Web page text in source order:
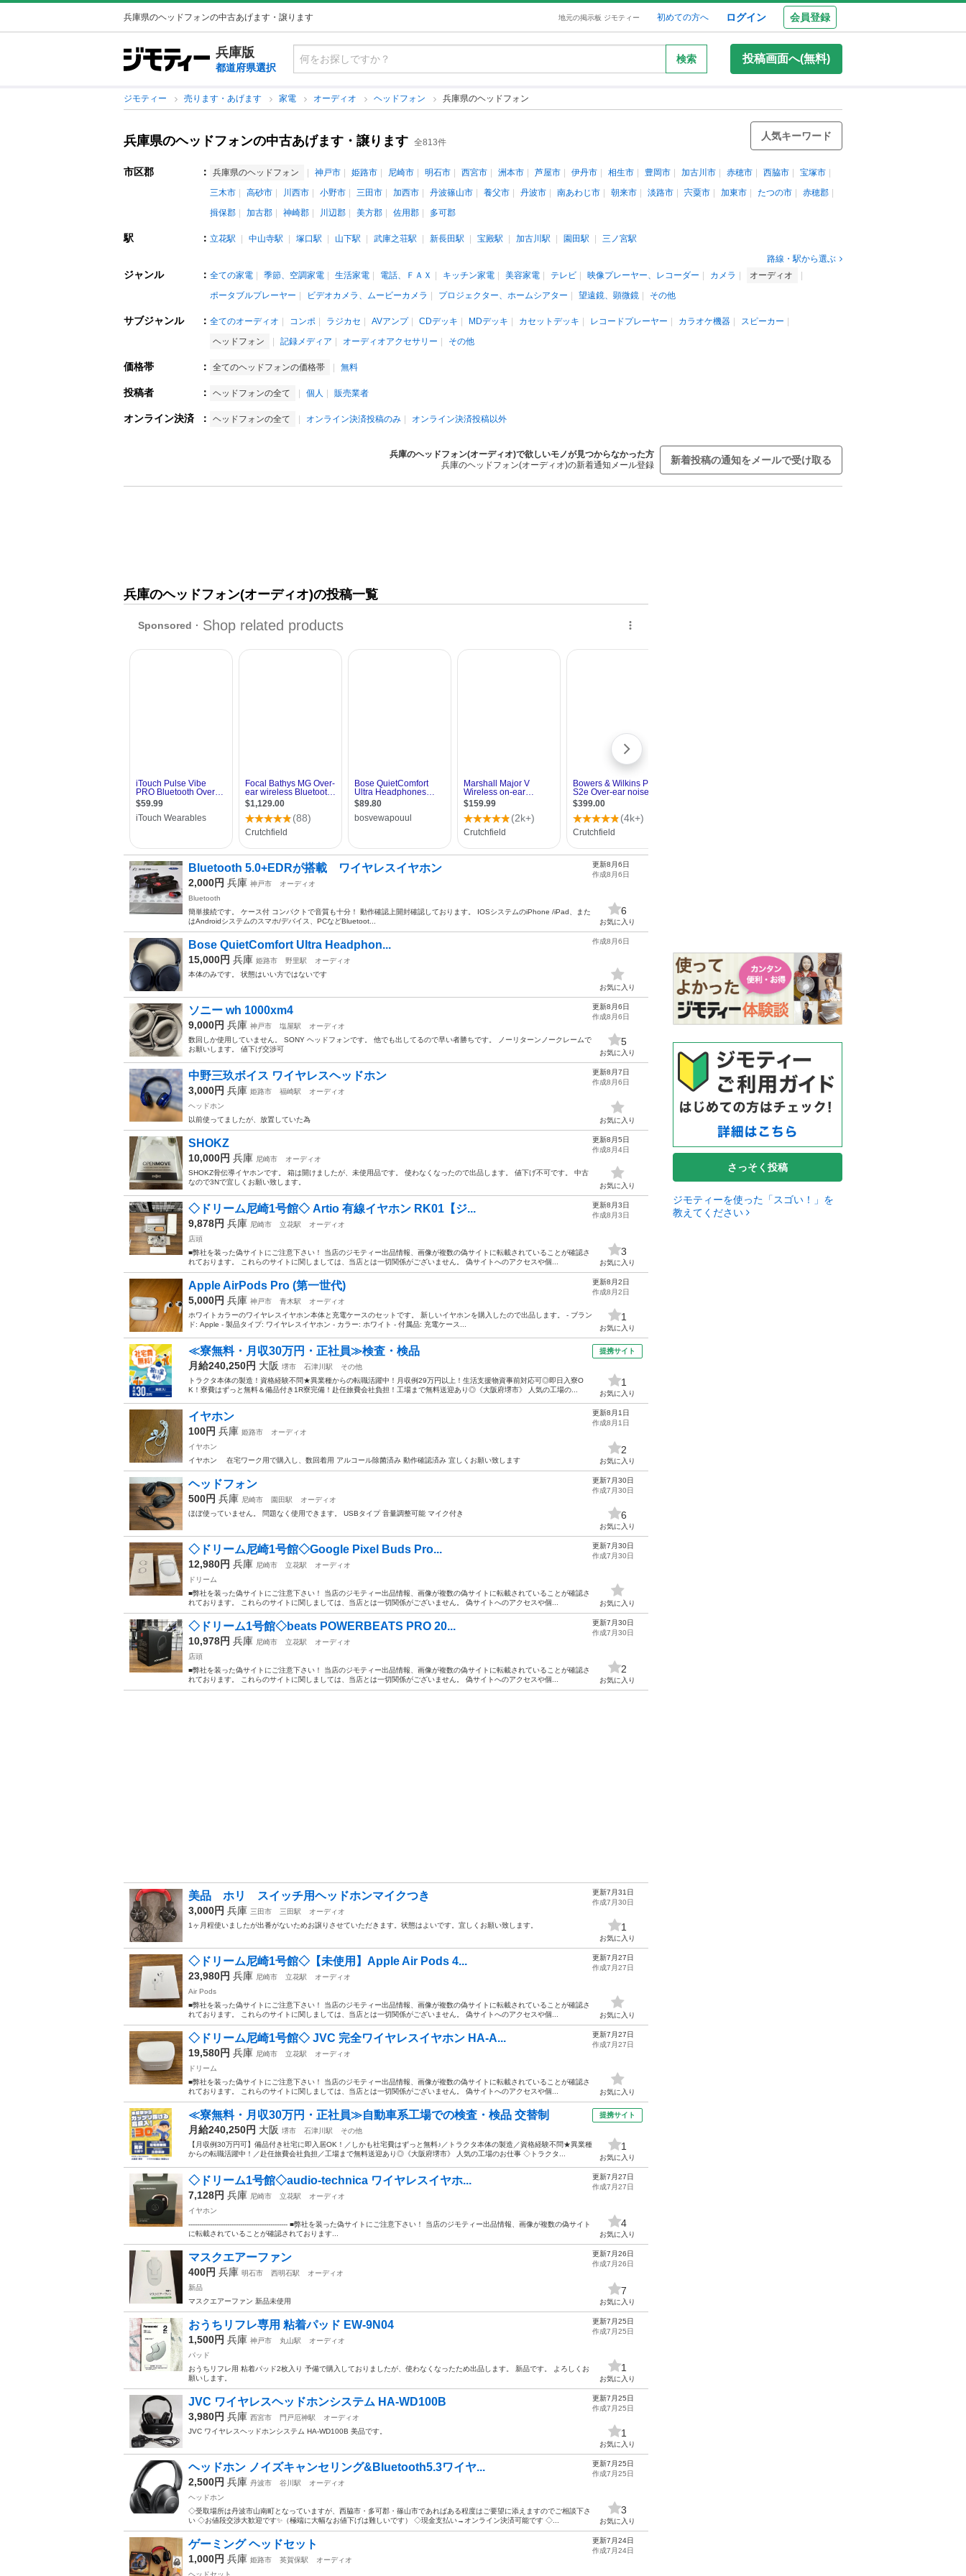
兵庫県のヘッドフォンの中古あげます・譲ります 地元の掲示板 ジモティー 初めての方へ ログイン 会員登録
兵庫版
都道府県選択
検索 投稿画面へ(無料)
ジモティー 売ります・あげます 家電 オーディオ ヘッドフォン 兵庫県のヘッドフォン
兵庫県のヘッドフォンの中古あげます・譲ります 全813件
人気キーワード
市区郡 ： 兵庫県のヘッドフォン 神戸市 姫路市 尼崎市 明石市 西宮市 洲本市 芦屋市 伊丹市 相生市 豊岡市 加古川市 赤穂市 西脇市
宝塚市
三木市
高砂市 川西市 小野市 三田市 加西市 丹波篠山市 養父市 丹波市 南あわじ市 朝来市 淡路市 宍粟市 加東市 たつの市
赤穂郡
揖保郡
加古郡 神崎郡 川辺郡 美方郡 佐用郡 多可郡
駅 ： 立花駅 中山寺駅 塚口駅 山下駅 武庫之荘駅 新長田駅 宝殿駅 加古川駅 園田駅
三ノ宮駅
路線・駅から選ぶ
ジャンル ： 全ての家電 季節、空調家電 生活家電 電話、ＦＡＸ キッチン家電 美容家電 テレビ 映像プレーヤー、レコーダー カメラ
オーディオ
ポータブルプレーヤー
ビデオカメラ、ムービーカメラ プロジェクター、ホームシアター 望遠鏡、顕微鏡 その他
サブジャンル ： 全てのオーディオ コンポ ラジカセ AVアンプ CDデッキ MDデッキ カセットデッキ レコードプレーヤー カラオケ機器
スピーカー
ヘッドフォン
記録メディア オーディオアクセサリー その他
価格帯 ： 全てのヘッドフォンの価格帯 無料
投稿者 ： ヘッドフォンの全て 個人 販売業者
オンライン決済 ： ヘッドフォンの全て オンライン決済投稿のみ オンライン決済投稿以外
兵庫のヘッドフォン(オーディオ)で欲しいモノが見つからなかった方
兵庫のヘッドフォン(オーディオ)の新着通知メール登録
新着投稿の通知をメールで受け取る
兵庫のヘッドフォン(オーディオ)の投稿一覧
Bluetooth 5.0+EDRが搭載 ワイヤレスイヤホン
2,000円 兵庫 神戸市
オーディオ
Bluetooth
簡単接続です。 ケース付 コンパクトで音質も十分！ 動作確認上開封確認しております。 IOSシステムのiPhone /iPad、また
はAndroidシステムのスマホ/デバイス、PCなどBluetoot...
更新8月6日
作成8月6日
6
お気に入り
Bose QuietComfort Ultra Headphon...
15,000円 兵庫 姫路市 野里駅
オーディオ
本体のみです。 状態はいい方ではないです
作成8月6日
お気に入り
ソニー wh 1000xm4
9,000円 兵庫 神戸市 塩屋駅
オーディオ
数回しか使用していません。 SONY ヘッドフォンです。 他でも出してるので早い者勝ちです。 ノーリターンノークレームで
お願いします。 値下げ交渉可
更新8月6日
作成8月6日
5
お気に入り
中野三玖ボイス ワイヤレスヘッドホン
3,000円 兵庫 姫路市 福崎駅
オーディオ
ヘッドホン
以前使ってましたが、放置していた為
更新8月7日
作成8月6日
お気に入り
SHOKZ
10,000円 兵庫 尼崎市
オーディオ
SHOKZ骨伝導イヤホンです。 箱は開けましたが、未使用品です。 使わなくなったので出品します。 値下げ不可です。 中古
なので3Nで宜しくお願い致します。
更新8月5日
作成8月4日
お気に入り
◇ドリーム尼崎1号館◇ Artio 有線イヤホン RK01【ジ...
9,878円 兵庫 尼崎市 立花駅
オーディオ
店頭
■弊社を装った偽サイトにご注意下さい！ 当店のジモティー出品情報、画像が複数の偽サイトに転載されていることが確認さ
れております。 これらのサイトに関しましては、当店とは一切関係がございません。 偽サイトへのアクセスや個...
更新8月3日
作成8月3日
3
お気に入り
Apple AirPods Pro (第一世代)
5,000円 兵庫 神戸市 青木駅
オーディオ
ホワイトカラーのワイヤレスイヤホン本体と充電ケースのセットです。 新しいイヤホンを購入したので出品します。 - ブラン
ド: Apple - 製品タイプ: ワイヤレスイヤホン - カラー: ホワイト - 付属品: 充電ケース...
更新8月2日
作成8月2日
1
お気に入り
≪寮無料・月収30万円・正社員≫検査・検品
月給240,250円 大阪 堺市 石津川駅
その他
トラクタ本体の製造！資格経験不問★異業種からの転職活躍中！月収例29万円以上！生活支援物資事前対応可◎即日入寮O
K！寮費はずっと無料＆備品付き1R寮完備！赴任旅費会社負担！工場まで無料送迎あり◎《大阪府堺市》 人気の工場の...
提携サイト
1
お気に入り
イヤホン
100円 兵庫 姫路市
オーディオ
イヤホン
イヤホン 在宅ワーク用で購入し、数回着用 アルコール除菌済み 動作確認済み 宜しくお願い致します
更新8月1日
作成8月1日
2
お気に入り
ヘッドフォン
500円 兵庫 尼崎市 園田駅
オーディオ
ほぼ使っていません。 問題なく使用できます。 USBタイプ 音量調整可能 マイク付き
更新7月30日
作成7月30日
6
お気に入り
◇ドリーム尼崎1号館◇Google Pixel Buds Pro...
12,980円 兵庫 尼崎市 立花駅
オーディオ
ドリーム
■弊社を装った偽サイトにご注意下さい！ 当店のジモティー出品情報、画像が複数の偽サイトに転載されていることが確認さ
れております。 これらのサイトに関しましては、当店とは一切関係がございません。 偽サイトへのアクセスや個...
更新7月30日
作成7月30日
お気に入り
◇ドリーム1号館◇beats POWERBEATS PRO 20...
10,978円 兵庫 尼崎市 立花駅
オーディオ
店頭
■弊社を装った偽サイトにご注意下さい！ 当店のジモティー出品情報、画像が複数の偽サイトに転載されていることが確認さ
れております。 これらのサイトに関しましては、当店とは一切関係がございません。 偽サイトへのアクセスや個...
更新7月30日
作成7月30日
2
お気に入り
美品 ホリ スイッチ用ヘッドホンマイクつき
3,000円 兵庫 三田市 三田駅
オーディオ
1ヶ月程使いましたが出番がないためお譲りさせていただきます。状態はよいです。宜しくお願い致します。
更新7月31日
作成7月30日
1
お気に入り
◇ドリーム尼崎1号館◇【未使用】Apple Air Pods 4...
23,980円 兵庫 尼崎市 立花駅
オーディオ
Air Pods
■弊社を装った偽サイトにご注意下さい！ 当店のジモティー出品情報、画像が複数の偽サイトに転載されていることが確認さ
れております。 これらのサイトに関しましては、当店とは一切関係がございません。 偽サイトへのアクセスや個...
更新7月27日
作成7月27日
お気に入り
◇ドリーム尼崎1号館◇ JVC 完全ワイヤレスイヤホン HA-A...
19,580円 兵庫 尼崎市 立花駅
オーディオ
ドリーム
■弊社を装った偽サイトにご注意下さい！ 当店のジモティー出品情報、画像が複数の偽サイトに転載されていることが確認さ
れております。 これらのサイトに関しましては、当店とは一切関係がございません。 偽サイトへのアクセスや個...
更新7月27日
作成7月27日
お気に入り
≪寮無料・月収30万円・正社員≫自動車系工場での検査・検品 交替制
月給240,250円 大阪 堺市 石津川駅
その他
【月収例30万円可】備品付き社宅に即入居OK！／しかも社宅費はずっと無料♪／トラクタ本体の製造／資格経験不問★異業種
からの転職活躍中！／赴任旅費会社負担／工場まで無料送迎あり◎《大阪府堺市》 人気の工場のお仕事 ◇トラクタ...
提携サイト
1
お気に入り
◇ドリーム1号館◇audio-technica ワイヤレスイヤホ...
7,128円 兵庫 尼崎市 立花駅
オーディオ
イヤホン
---------------------------------------------- ■弊社を装った偽サイトにご注意下さい！ 当店のジモティー出品情報、画像が複数の偽サイト
に転載されていることが確認されております...
更新7月27日
作成7月27日
4
お気に入り
マスクエアーファン
400円 兵庫 明石市 西明石駅
オーディオ
新品
マスクエアーファン 新品未使用
更新7月26日
作成7月26日
7
お気に入り
おうちリフレ専用 粘着パッド EW-9N04
1,500円 兵庫 神戸市 丸山駅
オーディオ
パッド
おうちリフレ用 粘着パッド2枚入り 予備で購入しておりましたが、使わなくなったため出品します。 新品です。 よろしくお
願いします。
更新7月25日
作成7月25日
1
お気に入り
JVC ワイヤレスヘッドホンシステム HA-WD100B
3,980円 兵庫 西宮市 門戸厄神駅
オーディオ
JVC ワイヤレスヘッドホンシステム HA-WD100B 美品です。
更新7月25日
作成7月25日
1
お気に入り
ヘッドホン ノイズキャンセリング&Bluetooth5.3ワイヤ...
2,500円 兵庫 丹波市 谷川駅
オーディオ
ヘッドホン
◇受取場所は丹波市山南町となっていますが、西脇市・多可郡・篠山市であればある程度はご要望に添えますのでご相談下さ
い ◇お値段交渉大歓迎です✨（極端に大幅なお値下げは難しいです） ◇現金支払い→オンライン決済可能です ◇...
更新7月25日
作成7月25日
3
お気に入り
ゲーミング ヘッドセット
1,000円 兵庫 姫路市 英賀保駅
オーディオ
ヘッドセット
更新7月24日
作成7月24日
さっそく投稿
ジモティーを使った「スゴい！」を
教えてください